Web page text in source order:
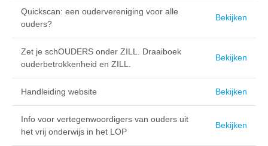
Quickscan: een oudervereniging voor alle
ouders?
Bekijken
Zet je schOUDERS onder ZILL. Draaiboek
ouderbetrokkenheid en ZILL.
Bekijken
Handleiding website Bekijken
Info voor vertegenwoordigers van ouders uit
het vrij onderwijs in het LOP
Bekijken